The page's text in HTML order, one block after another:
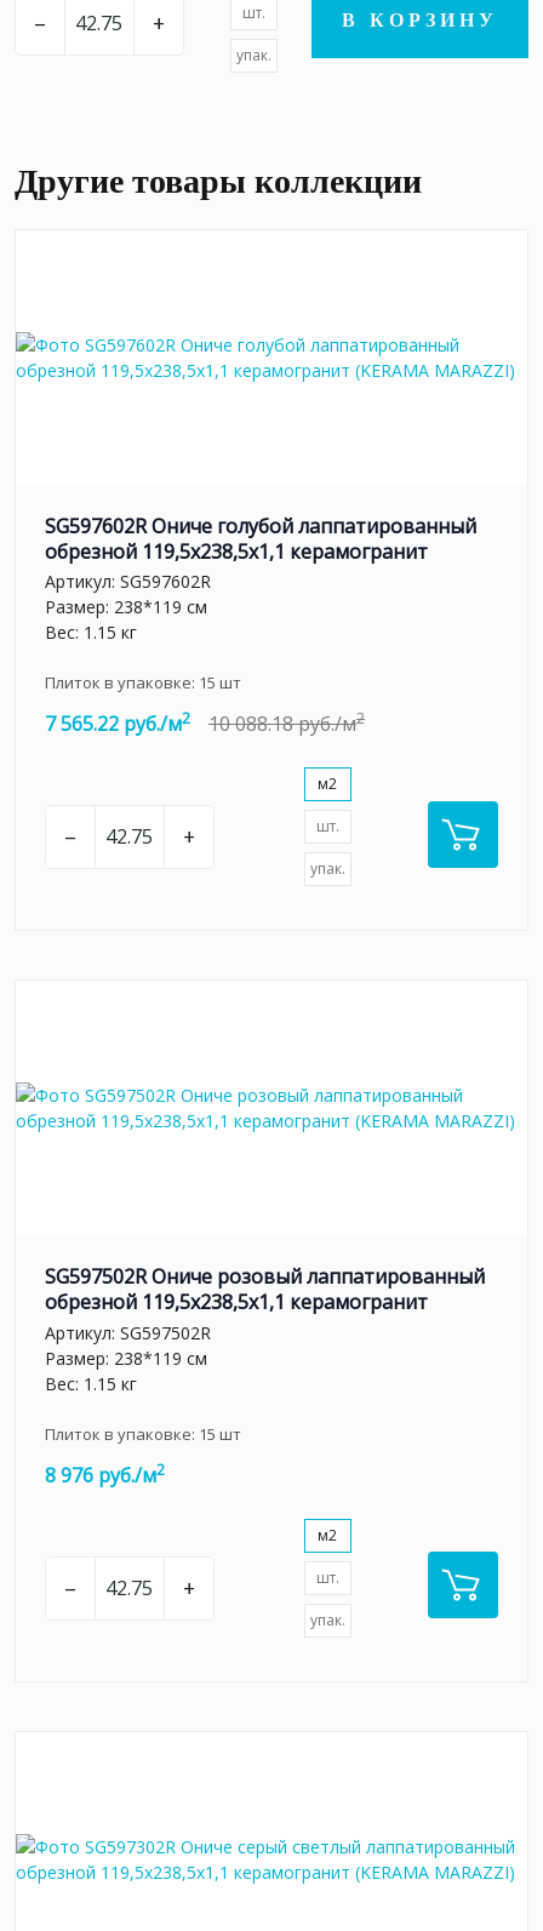
– + шт.
упак.
В КОРЗИНУ
Другие товары коллекции
SG597602R Ониче голубой лаппатированный
обрезной 119,5x238,5x1,1 керамогранит
Артикул: SG597602R
Размер: 238*119 см
Вес: 1.15 кг
Плиток в упаковке: 15 шт
7 565.22 руб./м2 10 088.18 руб./м2
– +
м2
шт.
упак.
SG597502R Ониче розовый лаппатированный
обрезной 119,5x238,5x1,1 керамогранит
Артикул: SG597502R
Размер: 238*119 см
Вес: 1.15 кг
Плиток в упаковке: 15 шт
8 976 руб./м2
– +
м2
шт.
упак.